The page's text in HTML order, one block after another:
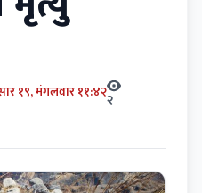
१९, मंगलवार ११:४२२